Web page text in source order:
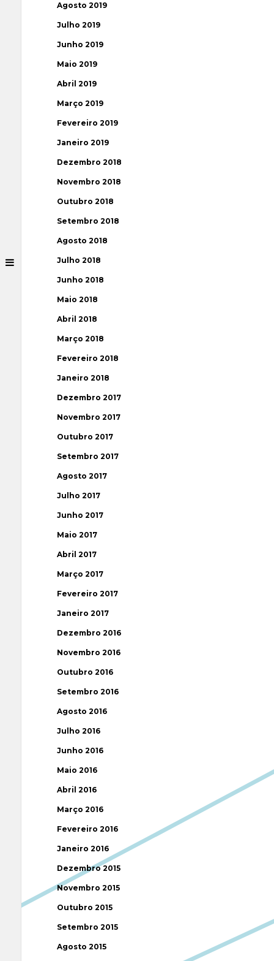
Agosto 2019
Julho 2019
Junho 2019
Maio 2019
Abril 2019
Março 2019
Fevereiro 2019
Janeiro 2019
Dezembro 2018
Novembro 2018
Outubro 2018
Setembro 2018
Agosto 2018
Julho 2018
Junho 2018
Maio 2018
Abril 2018
Março 2018
Fevereiro 2018
Janeiro 2018
Dezembro 2017
Novembro 2017
Outubro 2017
Setembro 2017
Agosto 2017
Julho 2017
Junho 2017
Maio 2017
Abril 2017
Março 2017
Fevereiro 2017
Janeiro 2017
Dezembro 2016
Novembro 2016
Outubro 2016
Setembro 2016
Agosto 2016
Julho 2016
Junho 2016
Maio 2016
Abril 2016
Março 2016
Fevereiro 2016
Janeiro 2016
Dezembro 2015
Novembro 2015
Outubro 2015
Setembro 2015
Agosto 2015